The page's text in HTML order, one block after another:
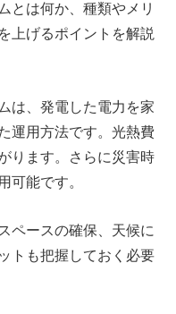
とは何か、種類やメリ
上げるポイントを解説
は、発電した電力を家
運用方法です。光熱費
ります。さらに災害時
可能です。
ペースの確保、天候に
トも把握しておく必要